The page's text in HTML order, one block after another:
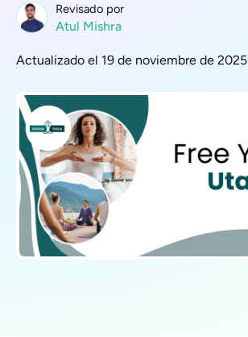
Revisado por
Atul Mishra
Actualizado el 19 de noviembre de 2025